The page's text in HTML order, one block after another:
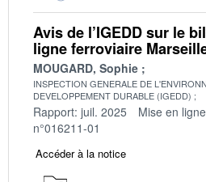
Avis de l’IGEDD sur le
ligne ferroviaire
MOUGARD, Sophie
INSPECTION GENERALE DE
DEVELOPPEMENT DURABLE (IGEDD)
Rapport: juil. 2025 Mise en
n°016211-01
Accéder à la notice